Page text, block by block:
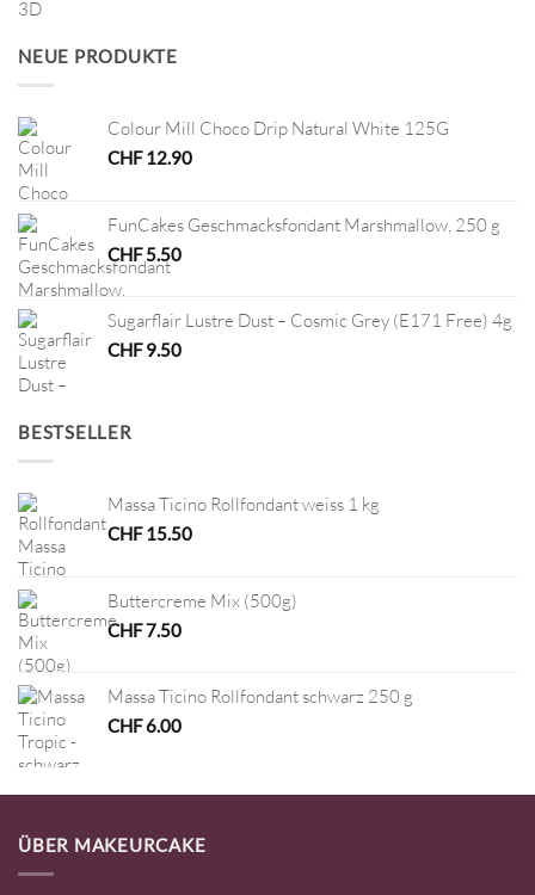
NEUE PRODUKTE
Colour Mill Choco Drip Natural White 125G
CHF12.90
FunCakes Geschmacksfondant Marshmallow, 250 g
CHF5.50
Sugarflair Lustre Dust – Cosmic Grey (E171 Free) 4g
CHF9.50
BESTSELLER
Massa Ticino Rollfondant weiss 1 kg
CHF15.50
Buttercreme Mix (500g)
CHF7.50
Massa Ticino Rollfondant schwarz 250 g
CHF6.00
ÜBER MAKEURCAKE